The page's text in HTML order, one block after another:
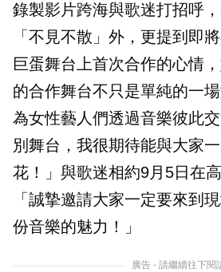
錄製影片跨海與歌迷打招呼
「不見不散」外，更提到即
巨蛋舞台上首次合作的心情
的合作舞台不只是單純的一
為女性藝人們透過音樂彼此
別舞台，我很期待能與大家
花！」與歌迷相約9月5日在
「誠摯邀請大家一定要來到
份音樂的魅力！」
廣告 - 請繼續往下閱